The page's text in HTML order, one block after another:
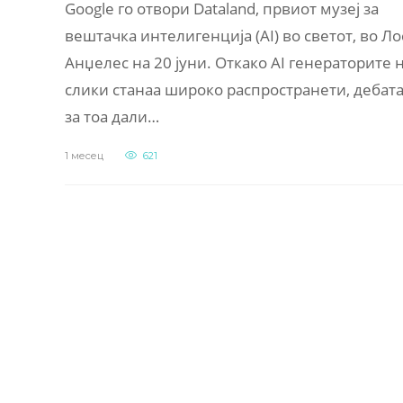
Google го отвори Dataland, првиот музеј за
вештачка интелигенција (AI) во светот, во
Анџелес на 20 јуни. Откако AI генераторите
слики станаа широко распространети,
за тоа дали…
1 месец 621